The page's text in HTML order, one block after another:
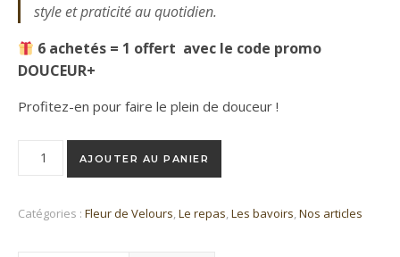
style et praticité au quotidien.
6 achetés = 1 offert avec le code promo
DOUCEUR+
Profitez-en pour faire le plein de douceur !
quantité de Bavoir Confort+ Fleur de Velours
AJOUTER AU PANIER
Catégories : Fleur de Velours,Le repas,Les bavoirs,Nos articles